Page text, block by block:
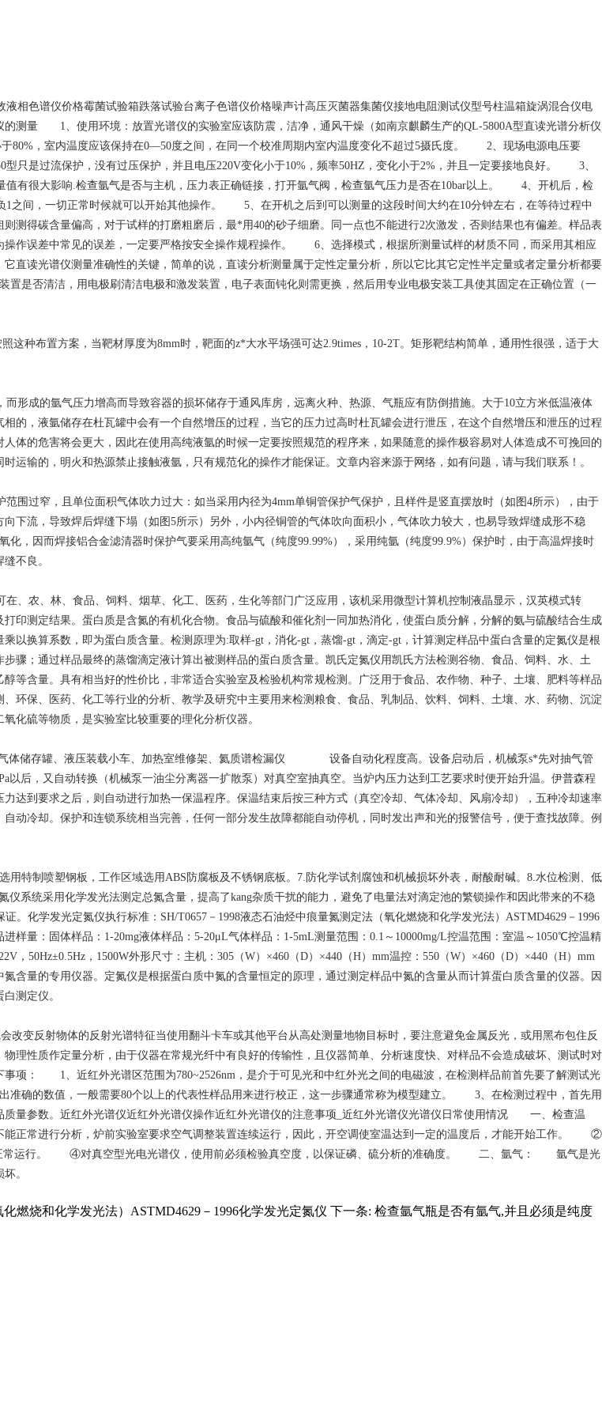
相色谱仪价格霉菌试验箱跌落试验台离子色谱仪价格噪声计高压灭菌器集菌仪接地电阻测试仪型号柱温箱旋涡混合仪电
测量 1、使用环境：放置光谱仪的实验室应该防震，洁净，通风干燥（如南京麒麟生产的QL-5800A型直读光谱分析仪
80%，室内温度应该保持在0—50度之间，在同一个校准周期内室内温度变化不超过5摄氏度。 2、现场电源电压要
只是过流保护，没有过压保护，并且电压220V变化小于10%，频率50HZ，变化小于2%，并且一定要接地良好。 3、
值有很大影响.检查氩气是否与主机，压力表正确链接，打开氩气阀，检查氩气压力是否在10bar以上。 4、开机后，检
1之间，一切正常时候就可以开始其他操作。 5、在开机之后到可以测量的这段时间大约在10分钟左右，在等待过程中
测得碳含量偏高，对于试样的打磨粗磨后，最*用40的砂子细磨。同一点也不能进行2次激发，否则结果也有偏差。样品表
操作误差中常见的误差，一定要严格按安全操作规程操作。 6、选择模式，根据所测量试样的材质不同，而采用其相应
直读光谱仪测量准确性的关键，简单的说，直读分析测量属于定性定量分析，所以它比其它定性半定量或者定量分析都要
否清洁，用电极刷清洁电极和激发装置，电子表面钝化则需更换，然后用专业电极安装工具使其固定在正确位置（一
这种布置方案，当靶材厚度为8mm时，靶面的z*大水平场强可达2.9times，10-2T。矩形靶结构简单，通用性很强，适于大
形成的氩气压力增高而导致容器的损坏储存于通风库房，远离火种、热源、气瓶应有防倒措施。大于10立方米低温液体
的，液氩储存在杜瓦罐中会有一个自然增压的过程，当它的压力过高时杜瓦罐会进行泄压，在这个自然增压和泄压的过程
体的危害将会更大，因此在使用高纯液氩的时候一定要按照规范的程序来，如果随意的操作极容易对人体造成不可挽回的
输的，明火和热源禁止接触液氩，只有规范化的操作才能保证。文章内容来源于网络，如有问题，请与我们联系！。
围过窄，且单位面积气体吹力过大：如当采用内径为4mm单铜管保护气保护，且样件是竖直摆放时（如图4所示），由于
下流，导致焊后焊缝下塌（如图5所示）另外，小内径铜管的气体吹向面积小，气体吹力较大，也易导致焊缝成形不稳
，因而焊接铝合金滤清器时保护气要采用高纯氩气（纯度99.99%），采用纯氩（纯度99.9%）保护时，由于高温焊接时
不良。
、农、林、食品、饲料、烟草、化工、医药，生化等部门广泛应用，该机采用微型计算机控制液晶显示，汉英模式转
印测定结果。蛋白质是含氮的有机化合物。食品与硫酸和催化剂一同加热消化，使蛋白质分解，分解的氨与硫酸结合生成
以换算系数，即为蛋白质含量。检测原理为:取样-gt，消化-gt，蒸馏-gt，滴定-gt，计算测定样品中蛋白含量的定氮仪是根
骤；通过样品最终的蒸馏滴定液计算出被测样品的蛋白质含量。凯氏定氮仪用凯氏方法检测谷物、食品、饲料、水、土
等含量。具有相当好的性价比，非常适合实验室及检验机构常规检测。广泛用于食品、农作物、种子、土壤、肥料等样品
环保、医药、化工等行业的分析、教学及研究中主要用来检测粮食、食品、乳制品、饮料、饲料、土壤、水、药物、沉淀
化硫等物质，是实验室比较重要的理化分析仪器。
存罐、液压装载小车、加热室维修架、氦质谱检漏仪 设备自动化程度高。设备启动后，机械泵s*先对抽气管
后，又自动转换（机械泵一油尘分离器一扩散泵）对真空室抽真空。当炉内压力达到工艺要求时便开始升温。伊普森程
达到要求之后，则自动进行加热一保温程序。保温结束后按三种方式（真空冷却、气体冷却、风扇冷却），五种冷却速率
动冷却。保护和连锁系统相当完善，任何一部分发生故障都能自动停机，同时发出声和光的报警信号，便于查找故障。例
特制喷塑钢板，工作区域选用ABS防腐板及不锈钢底板。7.防化学试剂腐蚀和机械损坏外表，耐酸耐碱。8.水位检测、低
系统采用化学发光法测定总氮含量，提高了kang杂质干扰的能力，避免了电量法对滴定池的繁锁操作和因此带来的不稳
化学发光定氮仪执行标准：SH/T0657－1998液态石油烃中痕量氮测定法（氧化燃烧和化学发光法）ASTMD4629－1996
量：固体样品：1-20mg液体样品：5-20μL气体样品：1-5mL测量范围：0.1～10000mg/L控温范围：室温～1050℃控温精
50Hz±0.5Hz，1500W外形尺寸：主机：305（W）×460（D）×440（H）mm温控：550（W）×460（D）×440（H）mm
含量的专用仪器。定氮仪是根据蛋白质中氮的含量恒定的原理，通过测定样品中氮的含量从而计算蛋白质含量的仪器。因
测定仪。
变反射物体的反射光谱特征当使用翻斗卡车或其他平台从高处测量地物目标时，要注意避免金属反光，或用黑布包住反
性质作定量分析，由于仪器在常规光纤中有良好的传输性，且仪器简单、分析速度快、对样品不会造成破坏、测试时对
： 1、近红外光谱区范围为780~2526nm，是介于可见光和中红外光之间的电磁波，在检测样品前首先要了解测试光
确的数值，一般需要80个以上的代表性样品用来进行校正，这一步骤通常称为模型建立。 3、在检测过程中，首先用
量参数。近红外光谱仪近红外光谱仪操作近红外光谱仪的注意事项_近红外光谱仪光谱仪日常使用情况 一、检查温
正常进行分析，炉前实验室要求空气调整装置连续运行，因此，开空调使室温达到一定的温度后，才能开始工作。 ②
常运行。 ④对真空型光电光谱仪，使用前必须检验真空度，以保证磷、硫分析的准确度。 二、氩气： 氩气是光
。
燃烧和化学发光法）ASTMD4629－1996化学发光定氮仪 下一条: 检查氩气瓶是否有氩气,并且必须是纯度